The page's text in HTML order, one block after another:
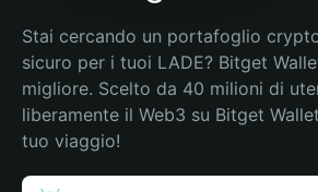
Stai cercando un portafoglio
sicuro per i tuoi LADE? Bitget
migliore. Scelto da 40 milioni di
liberamente il Web3 su Bitget
tuo viaggio!